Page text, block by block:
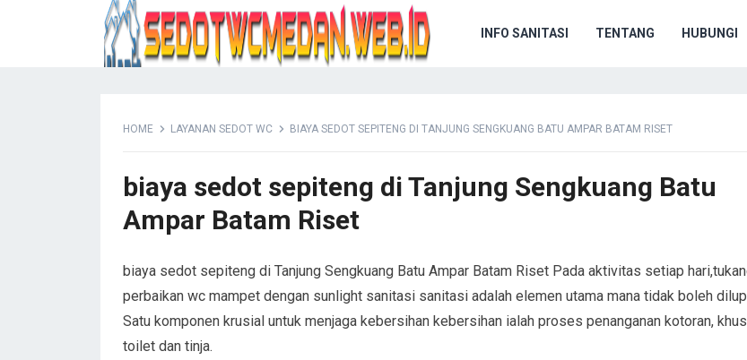
INFO SANITASI TENTANG HUBUNGI
HOME LAYANAN SEDOT WC BIAYA SEDOT SEPITENG DI TANJUNG SENGKUANG BATU AMPAR BATAM RISET
biaya sedot sepiteng di Tanjung Sengkuang Batu
Ampar Batam Riset
biaya sedot sepiteng di Tanjung Sengkuang Batu Ampar Batam Riset Pada aktivitas setiap
perbaikan wc mampet dengan sunlight sanitasi sanitasi adalah elemen utama mana tidak boleh
Satu komponen krusial untuk menjaga kebersihan kebersihan ialah proses penanganan kotoran,
toilet dan tinja.